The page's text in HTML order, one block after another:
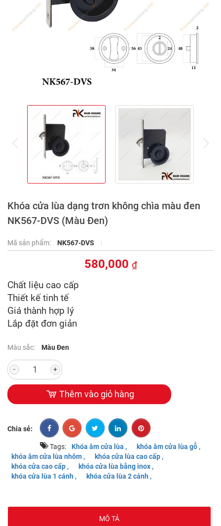
Khóa cửa lùa dạng trơn không chìa màu đen
NK567-DVS (Màu Đen)
Mã sản phẩm: NK567-DVS
580,000 ₫
Chất liệu cao cấp
Thiết kế tinh tế
Giá thành hợp lý
Lắp đặt đơn giản
Màu sắc: Màu Đen
- +
Thêm vào giỏ hàng
Chia sẻ:
Tags: Khóa âm cửa lùa ,
khóa âm cửa lùa gỗ ,
khóa âm cửa lùa nhôm ,
khóa cửa lùa cao cấp ,
khóa cửa cao cấp ,
khóa cửa lùa bằng inox ,
khóa cửa lùa 1 cánh ,
khóa cửa lùa 2 cánh ,
MÔ TẢ